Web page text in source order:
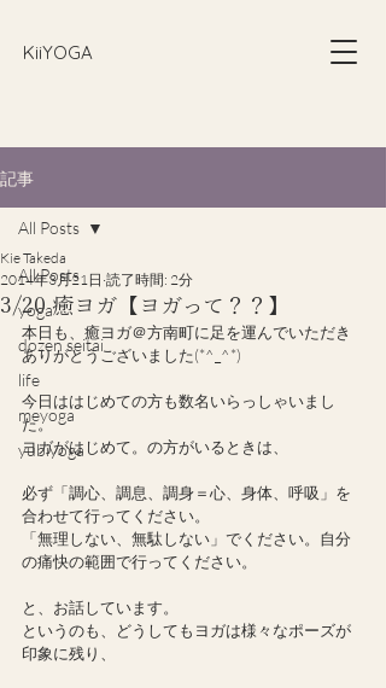
​KiiYOGA
記事
All Posts
yoga
dozen seitai
life
meyoga
yubiyoga
All Posts
3/20 癒ヨガ【ヨガって？？】
Kie Takeda
2014年3月21日 読了時間: 2分
本日も、癒ヨガ＠方南町に足を運んでいただき
ありがとうございました(*^_^*)
今日ははじめての方も数名いらっしゃいまし
た。
ヨガがはじめて。の方がいるときは、
必ず「調心、調息、調身＝心、身体、呼吸」を
合わせて行ってください。
「無理しない、無駄しない」でください。自分
の痛快の範囲で行ってください。
と、お話しています。
というのも、どうしてもヨガは様々なポーズが
印象に残り、